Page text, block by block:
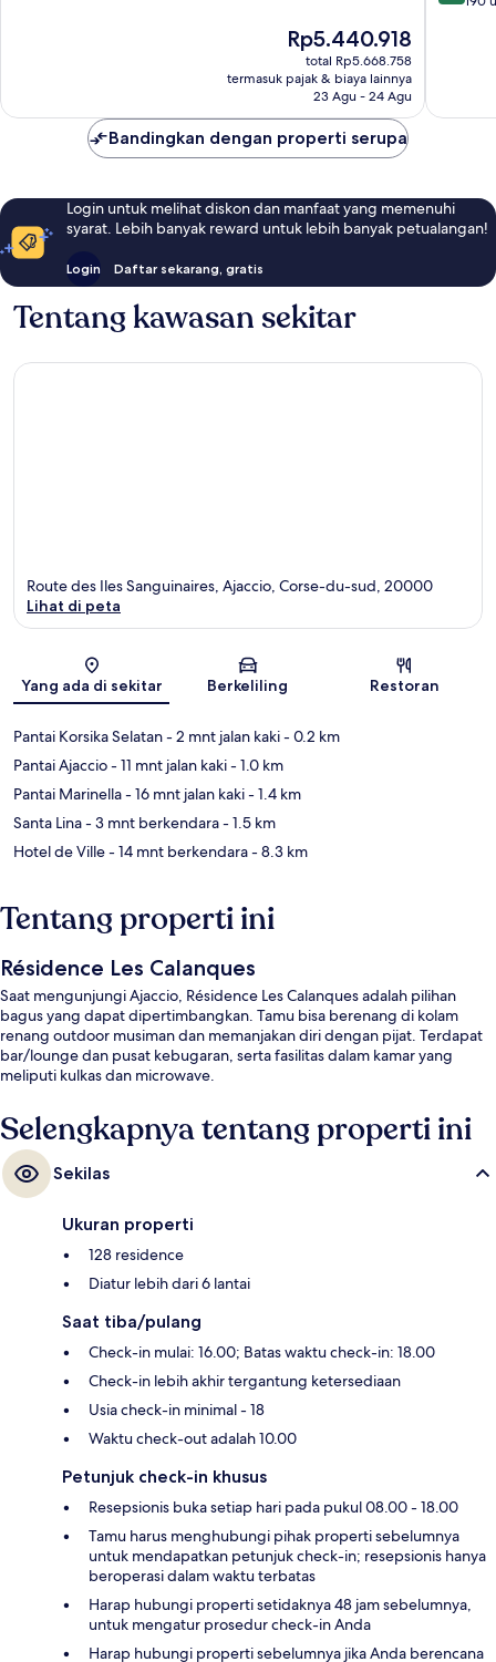
Harga
sekarang
Rp5.440.918
Rp5.440.918
total Rp5.668.758
termasuk pajak & biaya lainnya
23 Agu - 24 Agu
Bandingkan dengan properti serupa
Login untuk melihat diskon dan manfaat yang memenuhi
syarat. Lebih banyak reward untuk lebih banyak petualangan!
Login Daftar sekarang, gratis
Tentang kawasan sekitar
Peta
Route des Iles Sanguinaires, Ajaccio, Corse-du-sud, 20000
Lihat di peta
Yang ada di sekitar Berkeliling Restoran
Pantai Korsika Selatan- 2 mnt jalan kaki- 0.2 km
Pantai Ajaccio- 11 mnt jalan kaki- 1.0 km
Pantai Marinella- 16 mnt jalan kaki- 1.4 km
Santa Lina- 3 mnt berkendara- 1.5 km
Hotel de Ville- 14 mnt berkendara- 8.3 km
Tentang properti ini
Résidence Les Calanques
Saat mengunjungi Ajaccio, Résidence Les Calanques adalah pilihan
bagus yang dapat dipertimbangkan. Tamu bisa berenang di kolam
renang outdoor musiman dan memanjakan diri dengan pijat. Terdapat
bar/lounge dan pusat kebugaran, serta fasilitas dalam kamar yang
meliputi kulkas dan microwave.
Selengkapnya tentang properti ini
Sekilas
Ukuran properti
128 residence
Diatur lebih dari 6 lantai
Saat tiba/pulang
Check-in mulai: 16.00; Batas waktu check-in: 18.00
Check-in lebih akhir tergantung ketersediaan
Usia check-in minimal - 18
Waktu check-out adalah 10.00
Petunjuk check-in khusus
Resepsionis buka setiap hari pada pukul 08.00 - 18.00
Tamu harus menghubungi pihak properti sebelumnya
untuk mendapatkan petunjuk check-in; resepsionis hanya
beroperasi dalam waktu terbatas
Harap hubungi properti setidaknya 48 jam sebelumnya,
untuk mengatur prosedur check-in Anda
Harap hubungi properti sebelumnya jika Anda berencana